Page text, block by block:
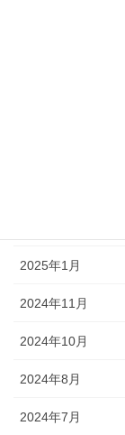
2025年1月
2024年11月
2024年10月
2024年8月
2024年7月